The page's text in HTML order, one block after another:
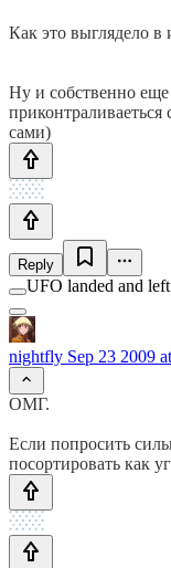
Как это выглядело в
Ну и собственно
сами)
Reply
UFO landed and
nightfly Sep 23 2009
ОМГ.
Если попросить
посортировать как